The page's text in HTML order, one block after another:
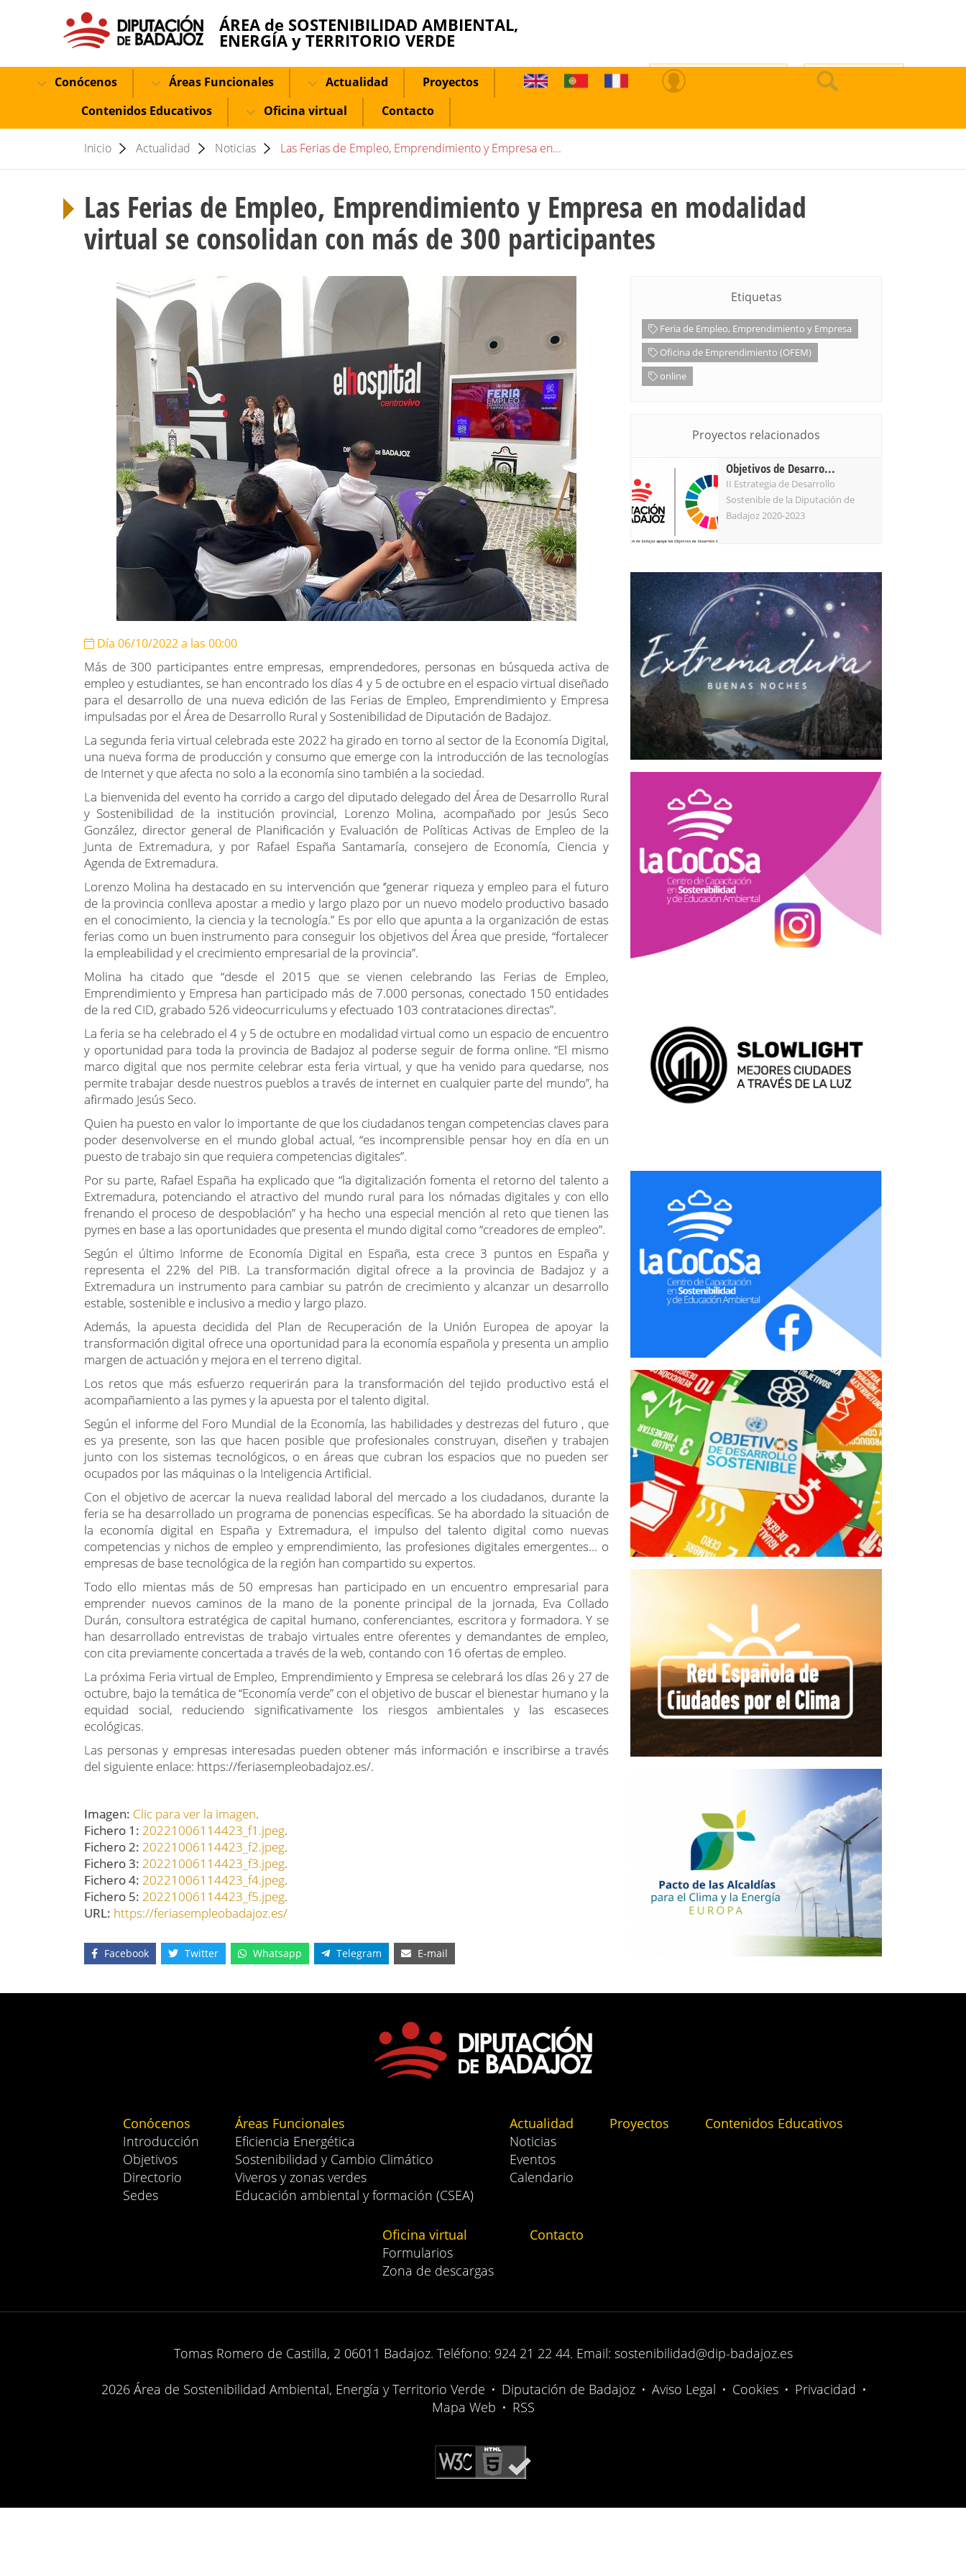
ÁREA de SOSTENIBILIDAD AMBIENTAL,
ENERGÍA y TERRITORIO VERDE
Conócenos Áreas Funcionales Actualidad
Proyectos
Contenidos Educativos
Oficina virtual Contacto
Inicio Actualidad Noticias Las Ferias de Empleo, Emprendimiento y Empresa en...
Las Ferias de Empleo, Emprendimiento y Empresa en modalidad
virtual se consolidan con más de 300 participantes
Día 06/10/2022 a las 00:00
Más de 300 participantes entre empresas, emprendedores, personas en búsqueda activa de
empleo y estudiantes, se han encontrado los días 4 y 5 de octubre en el espacio virtual diseñado
para el desarrollo de una nueva edición de las Ferias de Empleo, Emprendimiento y Empresa
impulsadas por el Área de Desarrollo Rural y Sostenibilidad de Diputación de Badajoz.
La segunda feria virtual celebrada este 2022 ha girado en torno al sector de la Economía Digital,
una nueva forma de producción y consumo que emerge con la introducción de las tecnologías
de Internet y que afecta no solo a la economía sino también a la sociedad.
La bienvenida del evento ha corrido a cargo del diputado delegado del Área de Desarrollo Rural
y Sostenibilidad de la institución provincial, Lorenzo Molina, acompañado por Jesús Seco
González, director general de Planificación y Evaluación de Políticas Activas de Empleo de la
Junta de Extremadura, y por Rafael España Santamaría, consejero de Economía, Ciencia y
Agenda de Extremadura.
Lorenzo Molina ha destacado en su intervención que ‘’generar riqueza y empleo para el futuro
de la provincia conlleva apostar a medio y largo plazo por un nuevo modelo productivo basado
en el conocimiento, la ciencia y la tecnología.” Es por ello que apunta a la organización de estas
ferias como un buen instrumento para conseguir los objetivos del Área que preside, “fortalecer
la empleabilidad y el crecimiento empresarial de la provincia”.
Molina ha citado que “desde el 2015 que se vienen celebrando las Ferias de Empleo,
Emprendimiento y Empresa han participado más de 7.000 personas, conectado 150 entidades
de la red CID, grabado 526 videocurriculums y efectuado 103 contrataciones directas”.
La feria se ha celebrado el 4 y 5 de octubre en modalidad virtual como un espacio de encuentro
y oportunidad para toda la provincia de Badajoz al poderse seguir de forma online. “El mismo
marco digital que nos permite celebrar esta feria virtual, y que ha venido para quedarse, nos
permite trabajar desde nuestros pueblos a través de internet en cualquier parte del mundo”, ha
afirmado Jesús Seco.
Quien ha puesto en valor lo importante de que los ciudadanos tengan competencias claves para
poder desenvolverse en el mundo global actual, “es incomprensible pensar hoy en día en un
puesto de trabajo sin que requiera competencias digitales”.
Por su parte, Rafael España ha explicado que “la digitalización fomenta el retorno del talento a
Extremadura, potenciando el atractivo del mundo rural para los nómadas digitales y con ello
frenando el proceso de despoblación” y ha hecho una especial mención al reto que tienen las
pymes en base a las oportunidades que presenta el mundo digital como “creadores de empleo”.
Según el último Informe de Economía Digital en España, esta crece 3 puntos en España y
representa el 22% del PIB. La transformación digital ofrece a la provincia de Badajoz y a
Extremadura un instrumento para cambiar su patrón de crecimiento y alcanzar un desarrollo
estable, sostenible e inclusivo a medio y largo plazo.
Además, la apuesta decidida del Plan de Recuperación de la Unión Europea de apoyar la
transformación digital ofrece una oportunidad para la economía española y presenta un amplio
margen de actuación y mejora en el terreno digital.
Los retos que más esfuerzo requerirán para la transformación del tejido productivo está el
acompañamiento a las pymes y la apuesta por el talento digital.
Según el informe del Foro Mundial de la Economía, las habilidades y destrezas del futuro , que
es ya presente, son las que hacen posible que profesionales construyan, diseñen y trabajen
junto con los sistemas tecnológicos, o en áreas que cubran los espacios que no pueden ser
ocupados por las máquinas o la Inteligencia Artificial.
Con el objetivo de acercar la nueva realidad laboral del mercado a los ciudadanos, durante la
feria se ha desarrollado un programa de ponencias específicas. Se ha abordado la situación de
la economía digital en España y Extremadura, el impulso del talento digital como nuevas
competencias y nichos de empleo y emprendimiento, las profesiones digitales emergentes… o
empresas de base tecnológica de la región han compartido su expertos.
Todo ello mientas más de 50 empresas han participado en un encuentro empresarial para
emprender nuevos caminos de la mano de la ponente principal de la jornada, Eva Collado
Durán, consultora estratégica de capital humano, conferenciantes, escritora y formadora. Y se
han desarrollado entrevistas de trabajo virtuales entre oferentes y demandantes de empleo,
con cita previamente concertada a través de la web, contando con 16 ofertas de empleo.
La próxima Feria virtual de Empleo, Emprendimiento y Empresa se celebrará los días 26 y 27 de
octubre, bajo la temática de “Economía verde” con el objetivo de buscar el bienestar humano y la
equidad social, reduciendo significativamente los riesgos ambientales y las escaseces
ecológicas.
Las personas y empresas interesadas pueden obtener más información e inscribirse a través
del siguiente enlace: https://feriasempleobadajoz.es/.
Imagen: Clic para ver la imagen.
Fichero 1: 20221006114423_f1.jpeg.
Fichero 2: 20221006114423_f2.jpeg.
Fichero 3: 20221006114423_f3.jpeg.
Fichero 4: 20221006114423_f4.jpeg.
Fichero 5: 20221006114423_f5.jpeg.
URL: https://feriasempleobadajoz.es/
Facebook Twitter Whatsapp Telegram E-mail
Etiquetas
Feria de Empleo, Emprendimiento y Empresa
Oficina de Emprendimiento (OFEM)
online
Proyectos relacionados
Objetivos de Desarro...
II Estrategia de Desarrollo
Sostenible de la Diputación de
Badajoz 2020-2023
Conócenos
Introducción
Objetivos
Directorio
Sedes
Áreas Funcionales
Eficiencia Energética
Sostenibilidad y Cambio Climático
Viveros y zonas verdes
Educación ambiental y formación (CSEA)
Actualidad
Noticias
Eventos
Calendario
Proyectos Contenidos Educativos
Oficina virtual
Formularios
Zona de descargas
Contacto
Tomas Romero de Castilla, 2 06011 Badajoz. Teléfono: 924 21 22 44. Email: sostenibilidad@dip-badajoz.es
2026 Área de Sostenibilidad Ambiental, Energía y Territorio Verde • Diputación de Badajoz • Aviso Legal • Cookies • Privacidad •
Mapa Web • RSS